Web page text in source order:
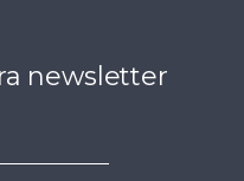
newsletter